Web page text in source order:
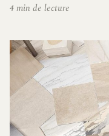
4 min de lecture